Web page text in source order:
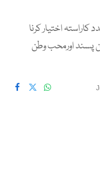
اختیار کرنا
پسند اورمحب وطن